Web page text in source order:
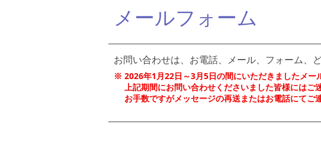
メールフォーム
お問い合わせは、お電話、メール、フォーム、
※ 2026年1月22日～3月5日の間にいただきましたメー
上記期間にお問い合わせくださいました皆様にはご
お手数ですがメッセージの再送またはお電話にてご